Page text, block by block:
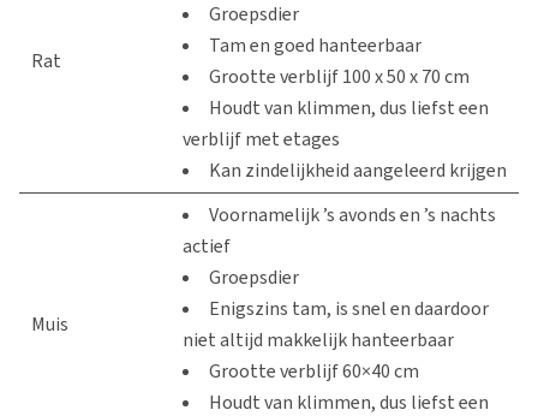
Rat
Groepsdier
Tam en goed hanteerbaar
Grootte verblijf 100 x 50 x 70 cm
Houdt van klimmen, dus liefst een
verblijf met etages
Kan zindelijkheid aangeleerd krijgen
Muis
Voornamelijk ’s avonds en ’s nachts
actief
Groepsdier
Enigszins tam, is snel en daardoor
niet altijd makkelijk hanteerbaar
Grootte verblijf 60×40 cm
Houdt van klimmen, dus liefst een